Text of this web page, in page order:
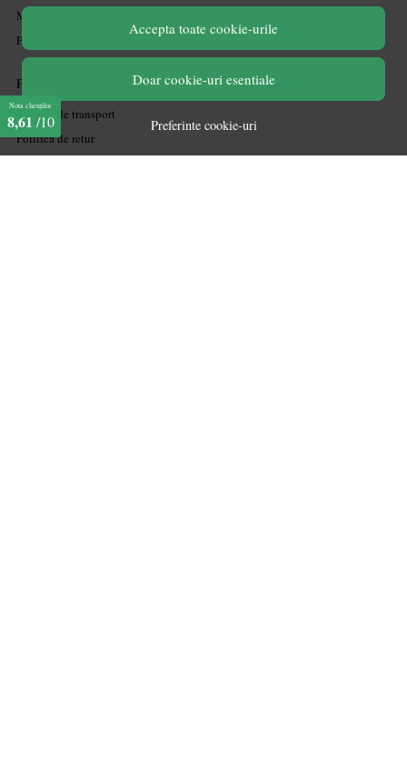
Accepta toate cookie-urile
Doar cookie-uri esentiale
Preferinte cookie-uri
Mărturiile clienților
Politica de Cookies
PLATA SI LIVRARE
Politica de transport
Politica de retur
Nota clienților
8,61 /10